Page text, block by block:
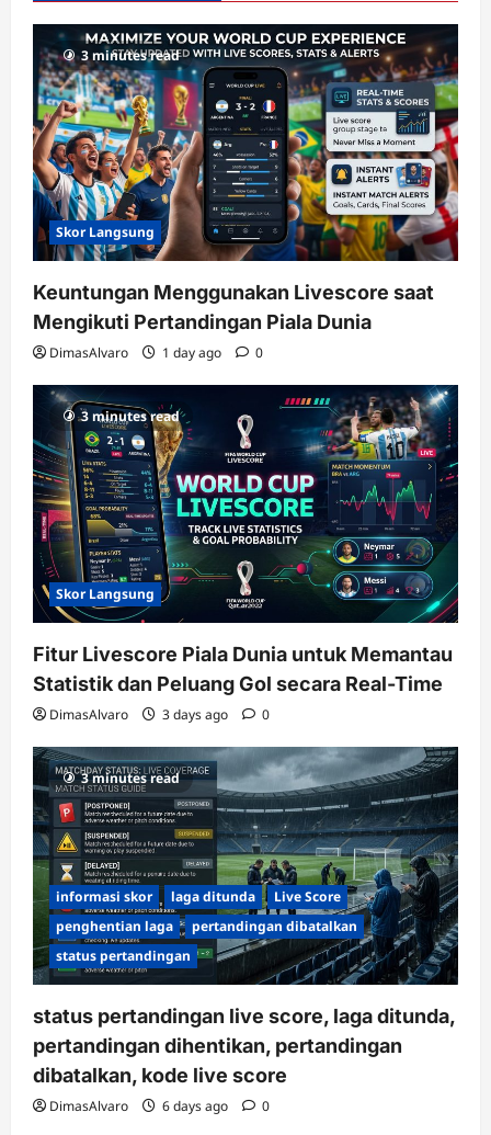
RTP
terupdate
3 minutes read
Skor Langsung
Keuntungan Menggunakan Livescore saat
Mengikuti Pertandingan Piala Dunia
DimasAlvaro 1 day ago 0
3 minutes read
Skor Langsung
Fitur Livescore Piala Dunia untuk Memantau
Statistik dan Peluang Gol secara Real-Time
DimasAlvaro 3 days ago 0
3 minutes read
informasi skor laga ditunda
Live Score
penghentian laga
pertandingan dibatalkan
status pertandingan
status pertandingan live score, laga ditunda,
pertandingan dihentikan, pertandingan
dibatalkan, kode live score
DimasAlvaro 6 days ago 0